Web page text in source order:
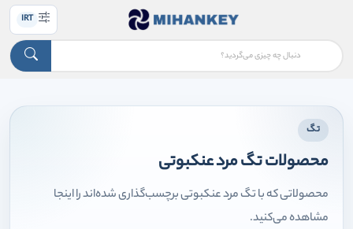
IRT
تگ
محصولات تگ مرد عنکبوتی
محصولاتی که با تگ مرد عنکبوتی برچسب‌گذاری شده‌اند را اینجا
مشاهده می‌کنید.